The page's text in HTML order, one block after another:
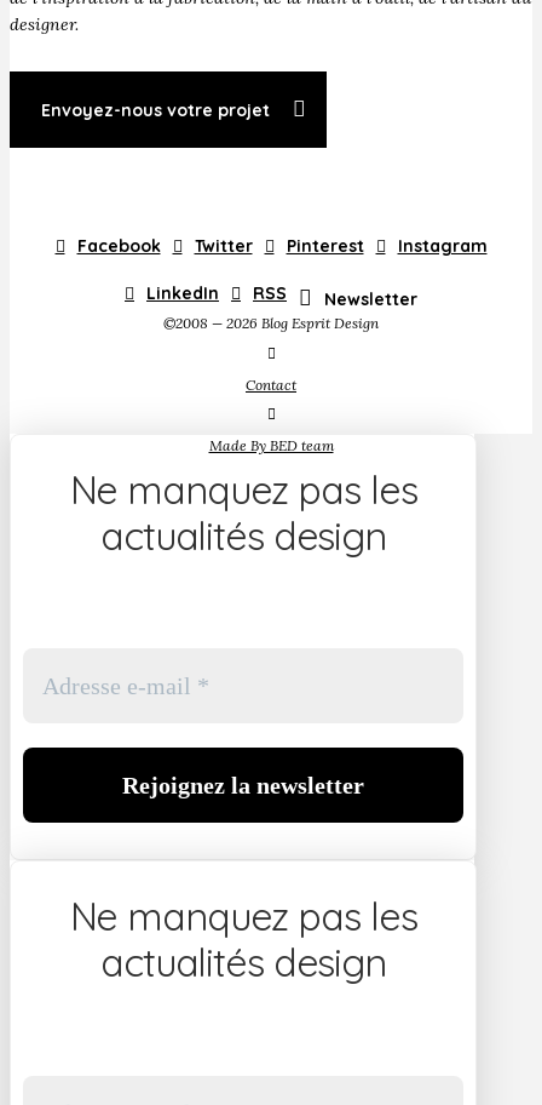
designer.
Envoyez-nous votre projet
Facebook Twitter Pinterest Instagram
LinkedIn RSS Newsletter
©2008 — 2026 Blog Esprit Design
Contact
Made By BED team
Ne manquez pas les
actualités design
Ne manquez pas les
actualités design